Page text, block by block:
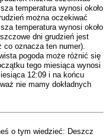
temperatura wynosi około
można oczekiwać
temperatura wynosi około
dni grudzień jest
co oznacza ten numer).
pogoda może różnić się
tego miesiąca wynosi
12:09 i na końcu
nie mamy dokładnych
o tym wiedzieć: Deszcz